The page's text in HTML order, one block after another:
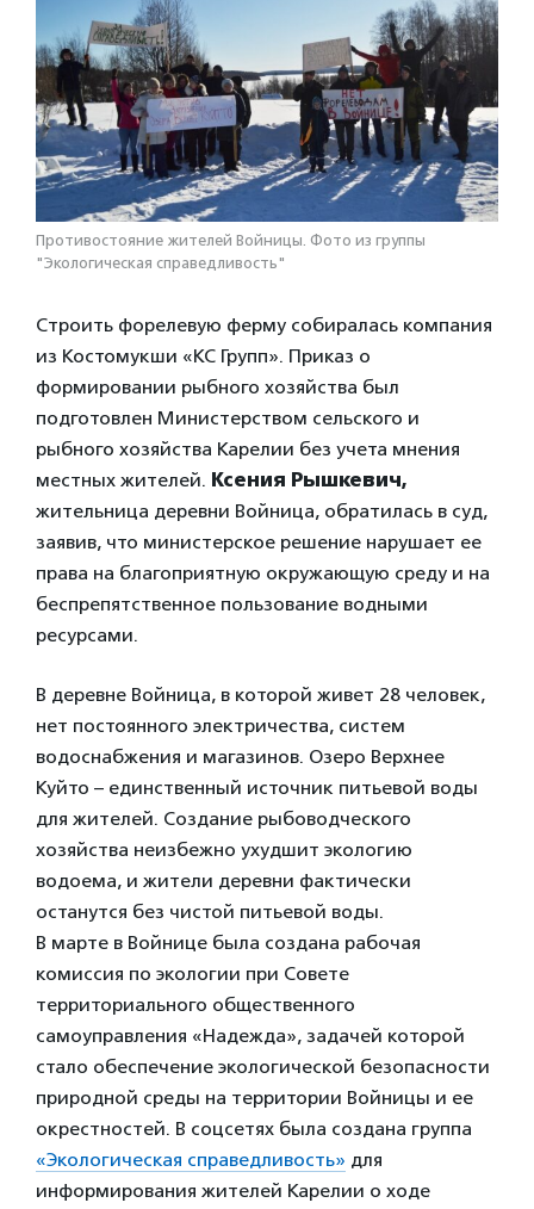
Противостояние жителей Войницы. Фото из группы
"Экологическая справедливость"
Строить форелевую ферму собиралась компания
из Костомукши «КС Групп». Приказ о
формировании рыбного хозяйства был
подготовлен Министерством сельского и
рыбного хозяйства Карелии без учета мнения
местных жителей. Ксения Рышкевич,
жительница деревни Войница, обратилась в суд,
заявив, что министерское решение нарушает ее
права на благоприятную окружающую среду и на
беспрепятственное пользование водными
ресурсами.
В деревне Войница, в которой живет 28 человек,
нет постоянного электричества, систем
водоснабжения и магазинов. Озеро Верхнее
Куйто – единственный источник питьевой воды
для жителей. Создание рыбоводческого
хозяйства неизбежно ухудшит экологию
водоема, и жители деревни фактически
останутся без чистой питьевой воды.
В марте в Войнице была создана рабочая
комиссия по экологии при Совете
территориального общественного
самоуправления «Надежда», задачей которой
стало обеспечение экологической безопасности
природной среды на территории Войницы и ее
окрестностей. В соцсетях была создана группа
«Экологическая справедливость» для
информирования жителей Карелии о ходе